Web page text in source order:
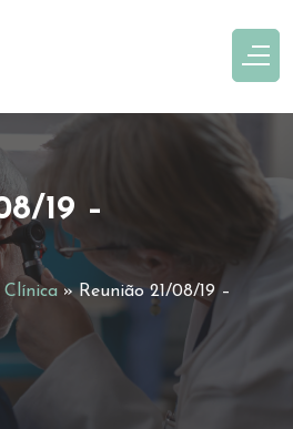
19 –
Clínica »Reunião 21/08/19 –